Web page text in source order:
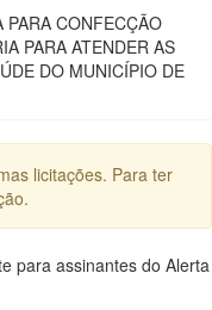
PARA CONFECÇÃO
PARA ATENDER AS
DO MUNICÍPIO DE
licitações. Para ter
para assinantes do Alerta